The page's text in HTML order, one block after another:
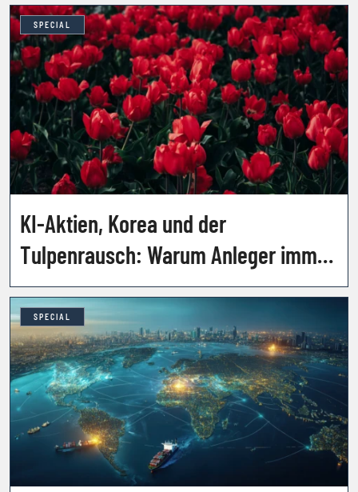
SPECIAL
KI-Aktien, Korea und der
Tulpenrausch: Warum Anleger immer
wieder dieselben Fehler machen
SPECIAL